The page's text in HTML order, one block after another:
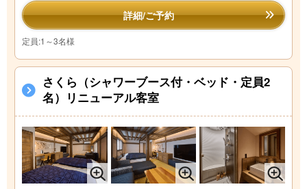
詳細/ご予約
定員:1～3名様
さくら（シャワーブース付・ベッド・定員2
名）リニューアル客室